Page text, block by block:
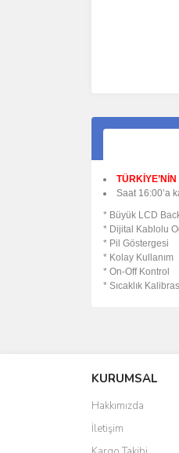
Saat 16:00’a
* Büyük LCD
* Dijital Kablolu
* Pil Göstergesi
* Kolay Kullanım
* On-Off Kontrol
* Sıcaklık
Ürün
Ürün
Ürün
Ürün
KURUMSAL
Hakkımızda
İletişim